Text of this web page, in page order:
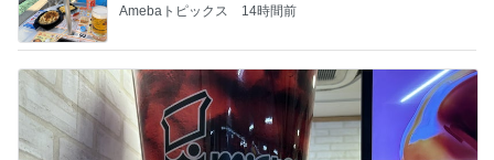
Amebaトピックス 14時間前